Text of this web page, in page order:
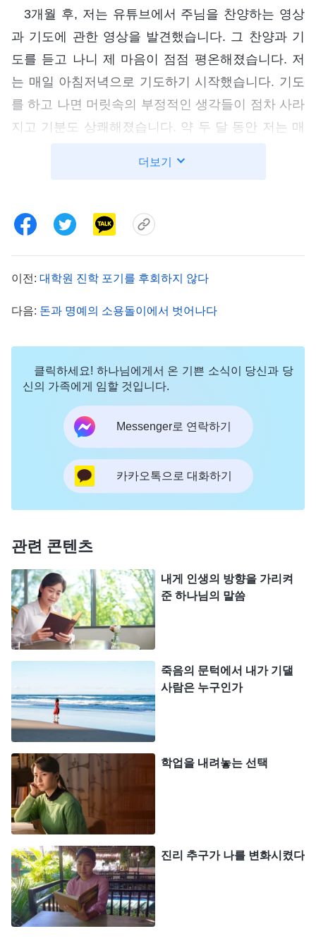
3개월 후, 저는 유튜브에서 주님을 찬양하는 영상
과 기도에 관한 영상을 발견했습니다. 그 찬양과 기
도를 듣고 나니 제 마음이 점점 평온해졌습니다. 저
는 매일 아침저녁으로 기도하기 시작했습니다. 기도
를 하고 나면 머릿속의 부정적인 생각들이 점차 사라
지고 기분도 상쾌해졌습니다. 약 두 달 동안 저는 매
같은 예수님의 말씀을 보게 되었습니다. “
게 하리라 나는 마음이 온유하고 겸손하니 나의 멍에
를 메고 내게 배우라 그러면 너희 마음이 쉼을 얻으
니라 ”(마 11:28~30)이 말씀은 제게 큰 위로가 되었습
니다. 예수님께서 바로 제 곁에서 제가 고통에서 벗
덜어졌습니다. 이를 계기로 저는 주님을 믿게 되었습
니다. 눈 깜짝할 사이에 3개월이 지나갔고, 저는 두
금을 받을 점수에 미치지 못했지만, 그때는 예전만큼
고통스럽지 않았습니다. 며칠 후, 한 친구가 호주 유
학을 가기 위해 아이엘츠 시험을 준비하고 있다는 소
식을 듣고, 저는 의사가 되는 것만이 유일한 선택이
아님을 깨달았습니다. 저도 호주에 가서 공부하며 더
는 아이엘츠 시험을 준비하기 시작했습니다.
시험을 준비하던 중, 저는 페이스북에서 다음과 같
은 글을 보았습니다. 『너는 이 세상에 울며 태어나
는 순간부터 너의 직책을 이행하기 시작한다. 하나님
너의 인생 여정을 시작한다. 너의 배경이나 앞으로의
여정이 어떻든 하늘의 지배와 안배에서 벗어날 수 있
는 사람은 아무도 없고, 자신의 운명을 주관할 수 있
분, 즉 만물을 주재하는 이만이 할 수 있기 때문이
다.』(＜말씀ㆍ1권 하나님의 현현과 사역ㆍ하나님은 사
람 생명의 근원이다＞ 중에서)
고 생각했습니다. 우리의 모든 것은 하나님의 손안에
있고, 우리의 운명 역시 하나님께서 주재하고 안배하
시며, 우리는 자신의 운명을 통제할 수 없습니다. 제
자신의 경험이 떠올랐습니다. 하나님의 주재를 몰랐
던 저는 제 노력으로 부자가 되어 행복한 삶을 살 수
더보기
이전: 대학원 진학 포기를 후회하지 않다
다음: 돈과 명예의 소용돌이에서 벗어나다
클릭하세요! 하나님에게서 온 기쁜 소식이 당신과 당
신의 가족에게 임할 것입니다.
Messenger로 연락하기
카카오톡으로 대화하기
관련 콘텐츠
내게 인생의 방향을 가리켜
준 하나님의 말씀
죽음의 문턱에서 내가 기댈
사람은 누구인가
학업을 내려놓는 선택
진리 추구가 나를 변화시켰다